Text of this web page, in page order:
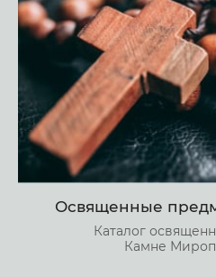
Освященные
Каталог
Камне